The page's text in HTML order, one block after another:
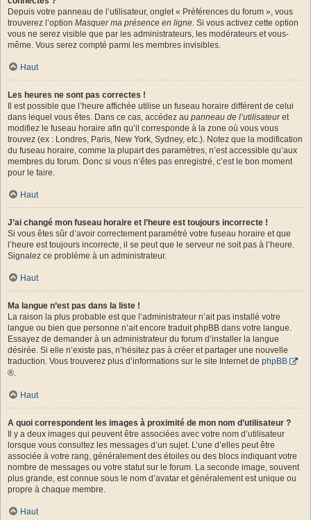
Depuis votre panneau de l’utilisateur, onglet « Préférences du forum », vous
trouverez l’option Masquer ma présence en ligne. Si vous activez cette option
vous ne serez visible que par les administrateurs, les modérateurs et vous-
même. Vous serez compté parmi les membres invisibles.
Haut
Les heures ne sont pas correctes !
Il est possible que l’heure affichée utilise un fuseau horaire différent de celui
dans lequel vous êtes. Dans ce cas, accédez au panneau de l’utilisateuret
modifiez le fuseau horaire afin qu’il corresponde à la zone où vous vous
trouvez (ex : Londres, Paris, New York, Sydney, etc.). Notez que la modification
du fuseau horaire, comme la plupart des paramètres, n’est accessible qu’aux
membres du forum. Donc si vous n’êtes pas enregistré, c’est le bon moment
pour le faire.
Haut
J’ai changé mon fuseau horaire et l’heure est toujours incorrecte !
Si vous êtes sûr d’avoir correctement paramétré votre fuseau horaire et que
l’heure est toujours incorrecte, il se peut que le serveur ne soit pas à l’heure.
Signalez ce problème à un administrateur.
Haut
Ma langue n’est pas dans la liste !
La raison la plus probable est que l’administrateur n’ait pas installé votre
langue ou bien que personne n’ait encore traduit phpBB dans votre langue.
Essayez de demander à un administrateur du forum d’installer la langue
désirée. Si elle n’existe pas, n’hésitez pas à créer et partager une nouvelle
traduction. Vous trouverez plus d’informations sur le site Internet de phpBB
®.
Haut
A quoi correspondent les images à proximité de mon nom d’utilisateur ?
Il y a deux images qui peuvent être associées avec votre nom d’utilisateur
lorsque vous consultez les messages d’un sujet. L’une d’elles peut être
associée à votre rang, généralement des étoiles ou des blocs indiquant votre
nombre de messages ou votre statut sur le forum. La seconde image, souvent
plus grande, est connue sous le nom d’avatar et généralement est unique ou
propre à chaque membre.
Haut